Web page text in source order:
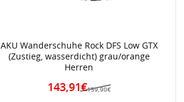
AKU Wanderschuhe Rock DFS Low GTX
(Zustieg, wasserdicht) grau/orange
Herren
159,90€
143,91€